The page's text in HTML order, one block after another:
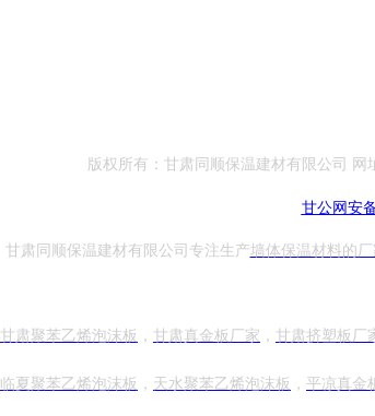
版权所有：甘肃同顺保温建材有限公司 网
甘公网安
甘肃同顺保温建材有限公司专注生产墙体保温材料的厂
甘肃聚苯乙烯泡沫板 ， 甘肃真金板厂家 ， 甘肃挤塑板厂
临夏 聚苯乙烯泡沫板 ， 天水聚苯乙烯泡沫板 ， 平凉真金